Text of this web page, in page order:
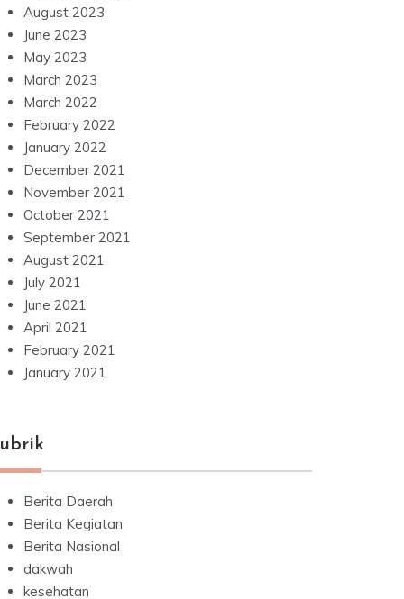
August 2023
June 2023
May 2023
March 2023
March 2022
February 2022
January 2022
December 2021
November 2021
October 2021
September 2021
August 2021
July 2021
June 2021
April 2021
February 2021
January 2021
Berita Daerah
Berita Kegiatan
Berita Nasional
dakwah
kesehatan